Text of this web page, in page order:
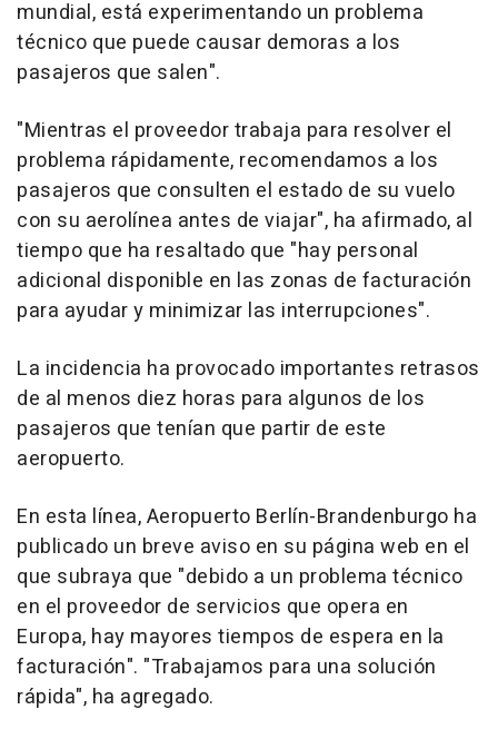
mundial, está experimentando un problema
técnico que puede causar demoras a los
pasajeros que salen".
"Mientras el proveedor trabaja para resolver el
problema rápidamente, recomendamos a los
pasajeros que consulten el estado de su vuelo
con su aerolínea antes de viajar", ha afirmado, al
tiempo que ha resaltado que "hay personal
adicional disponible en las zonas de facturación
para ayudar y minimizar las interrupciones".
La incidencia ha provocado importantes retrasos
de al menos diez horas para algunos de los
pasajeros que tenían que partir de este
aeropuerto.
En esta línea, Aeropuerto Berlín-Brandenburgo ha
publicado un breve aviso en su página web en el
que subraya que "debido a un problema técnico
en el proveedor de servicios que opera en
Europa, hay mayores tiempos de espera en la
facturación". "Trabajamos para una solución
rápida", ha agregado.